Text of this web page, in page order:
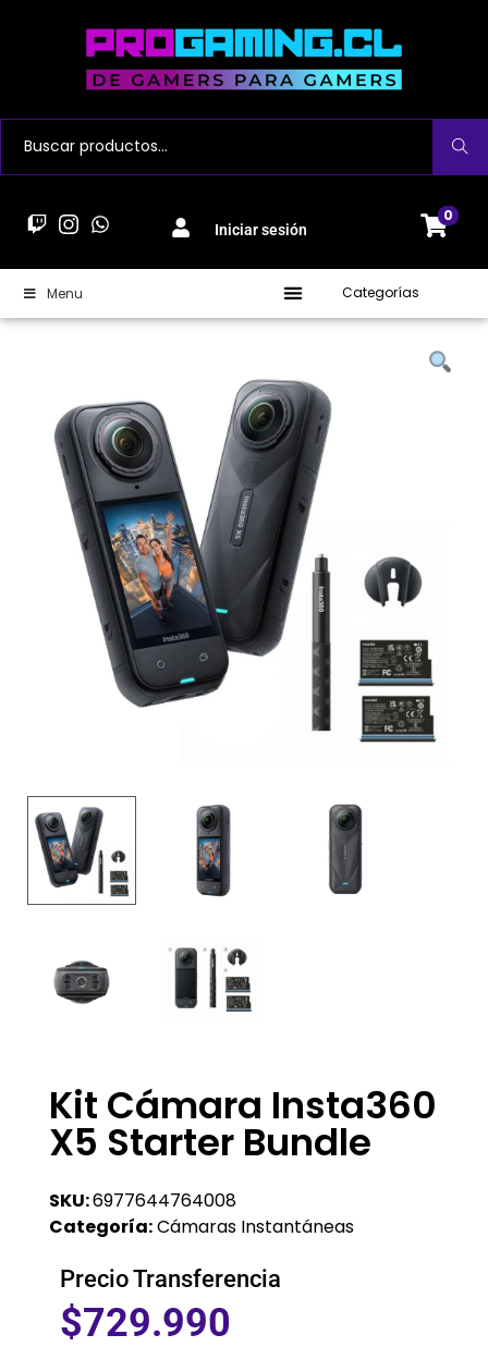
Buscar
Iniciar sesión
0
Menu Categorías
Kit Cámara Insta360
X5 Starter Bundle
SKU:6977644764008
Categoría:Cámaras Instantáneas
Precio Transferencia
$729.990